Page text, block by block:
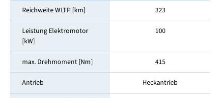
Reichweite WLTP [km] 323
Leistung Elektromotor
[kW]
100
max. Drehmoment [Nm] 415
Antrieb Heckantrieb